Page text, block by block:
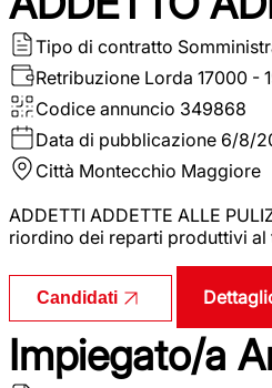
Tipo di contratto
Retribuzione Lorda 17000 -
Codice annuncio 349868
Data di pubblicazione 6/8/
Città Montecchio Maggiore
ADDETTI ADDETTE ALLE
riordino dei reparti produttivi
Candidati
Impiegato/a